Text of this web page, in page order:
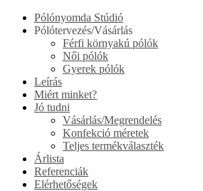
Pólónyomda Stúdió
Pólótervezés/Vásárlás
Férfi környakú pólók
Női pólók
Gyerek pólók
Leírás
Miért minket?
Jó tudni
Vásárlás/Megrendelés
Konfekció méretek
Teljes termékválaszték
Árlista
Referenciák
Elérhetőségek